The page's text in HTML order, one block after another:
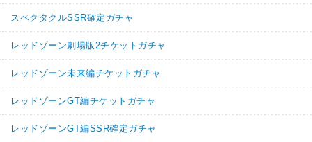
スペクタクルSSR確定ガチャ
レッドゾーン劇場版2チケットガチャ
レッドゾーン未来編チケットガチャ
レッドゾーンGT編チケットガチャ
レッドゾーンGT編SSR確定ガチャ